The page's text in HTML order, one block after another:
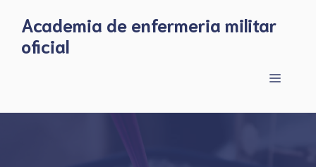
content
Academia de enfermeria militar
oficial
Menu